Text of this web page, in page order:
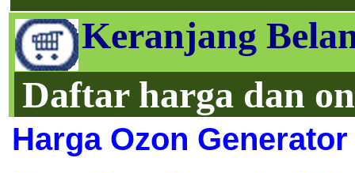
Keranjang
Daftar harga dan
Harga Ozon